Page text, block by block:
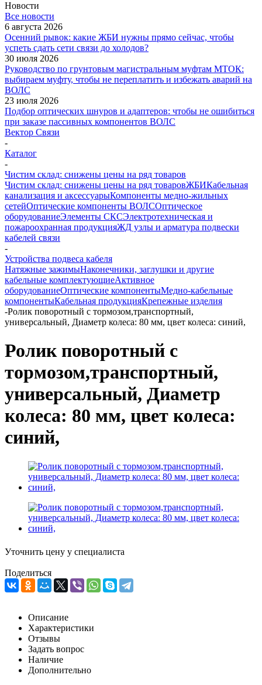
Новости
Все новости
6 августа 2026
Осенний рывок: какие ЖБИ нужны прямо сейчас, чтобы
успеть сдать сети связи до холодов?
30 июля 2026
Руководство по грунтовым магистральным муфтам МТОК:
выбираем муфту, чтобы не переплатить и избежать аварий на
ВОЛС
23 июля 2026
Подбор оптических шнуров и адаптеров: чтобы не ошибиться
при заказе пассивных компонентов ВОЛС
Вектор Связи
-
Каталог
-
Чистим склад: снижены цены на ряд товаров
Чистим склад: снижены цены на ряд товаровЖБИКабельная
канализация и аксессуарыКомпоненты медно-жильных
сетейОптические компоненты ВОЛСОптическое
оборудованиеЭлементы СКСЭлектротехническая и
пожароохранная продукцияЖД узлы и арматура подвески
кабелей связи
-
Устройства подвеса кабеля
Натяжные зажимыНаконечники, заглушки и другие
кабельные комплектующиеАктивное
оборудованиеОптические компонентыМедно-кабельные
компонентыКабельная продукцияКрепежные изделия
-Ролик поворотный с тормозом,транспортный,
универсальный, Диаметр колеса: 80 мм, цвет колеса: синий,
Ролик поворотный с
тормозом,транспортный,
универсальный, Диаметр
колеса: 80 мм, цвет колеса:
синий,
Уточнить цену у специалиста
Поделиться
Описание
Характеристики
Отзывы
Задать вопрос
Наличие
Дополнительно